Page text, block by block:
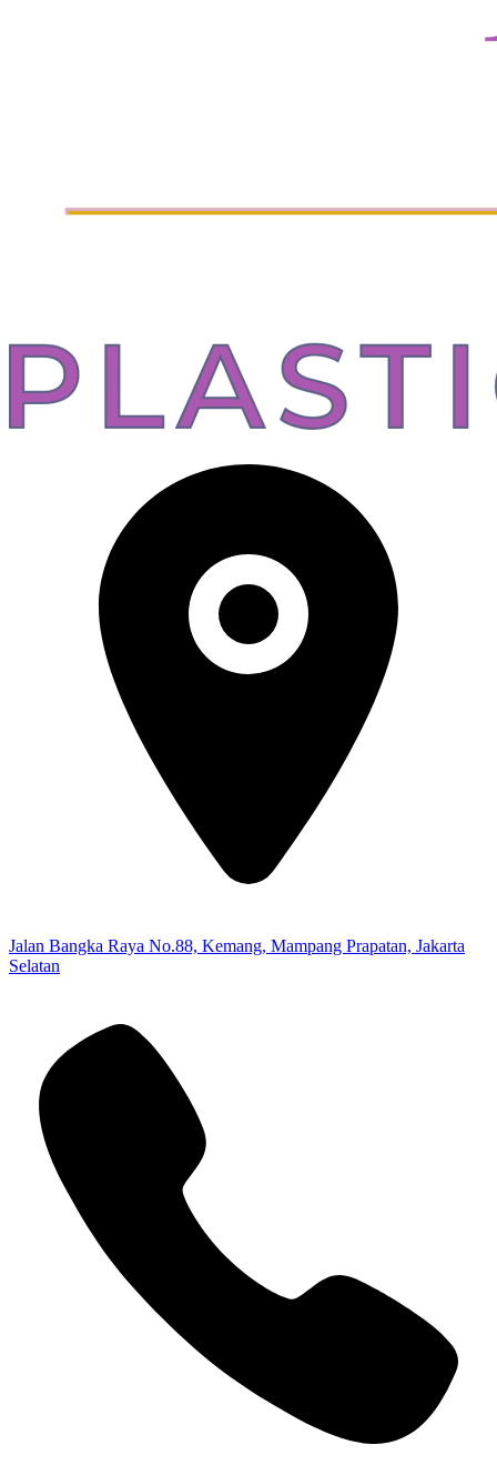
Jalan Bangka Raya No.88, Kemang, Mampang Prapatan, Jakarta
Selatan